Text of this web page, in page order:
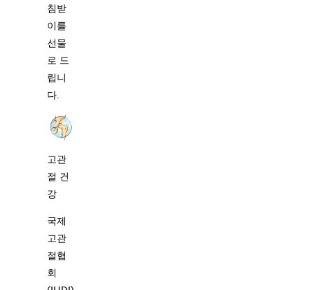
침받
이를
선물
로 드
립니
다.
고관
절 건
강
국제
고관
절협
회